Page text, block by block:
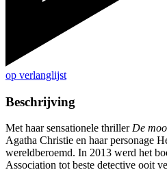
op verlanglijst
Beschrijving
Met haar sensationele thrillerDe
Agatha Christie en haar personage
wereldberoemd. In 2013 werd het
Association tot beste detective ooit